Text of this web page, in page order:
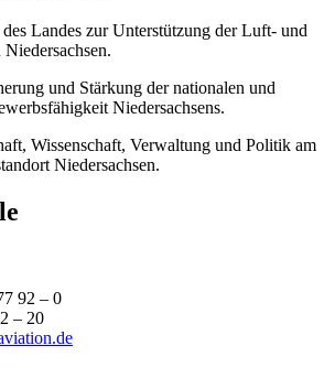
Landes zur Unterstützung der Luft- und
und Stärkung der nationalen und
Niedersachsens.
Wissenschaft, Verwaltung und Politik am
Niedersachsen.
92 – 0
– 20